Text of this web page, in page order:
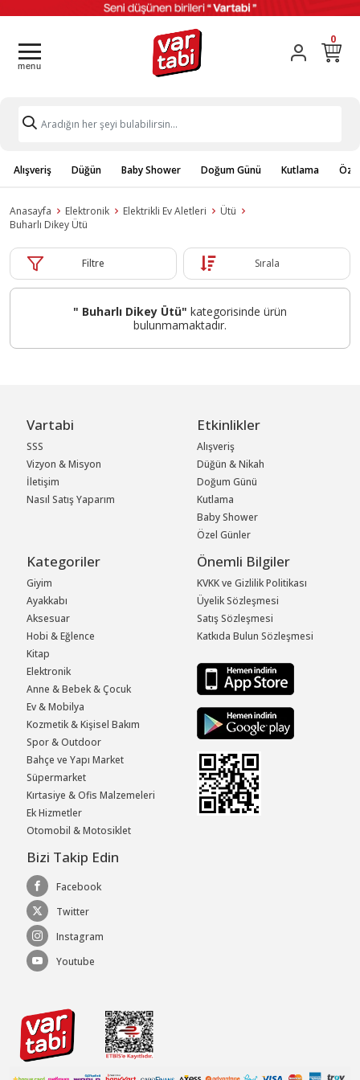
0
Alışveriş Düğün Baby Shower Doğum Günü Kutlama
Anasayfa Elektronik Elektrikli Ev Aletleri
Ütü
Buharlı Dikey Ütü
Filtre Sırala
" Buharlı Dikey Ütü" kategorisinde ürün
bulunmamaktadır.
Vartabi
SSS
Vizyon & Misyon
İletişim
Nasıl Satış Yaparım
Etkinlikler
Alışveriş
Düğün & Nikah
Doğum Günü
Kutlama
Baby Shower
Özel Günler
Kategoriler
Giyim
Ayakkabı
Aksesuar
Hobi & Eğlence
Kitap
Elektronik
Anne & Bebek & Çocuk
Ev & Mobilya
Kozmetik & Kişisel Bakım
Spor & Outdoor
Bahçe ve Yapı Market
Süpermarket
Kırtasiye & Ofis Malzemeleri
Ek Hizmetler
Otomobil & Motosiklet
Önemli Bilgiler
KVKK ve Gizlilik Politikası
Üyelik Sözleşmesi
Satış Sözleşmesi
Katkıda Bulun Sözleşmesi
Bizi Takip Edin
Facebook
Twitter
Instagram
Youtube